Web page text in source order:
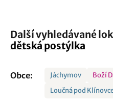
Další vyhledávané
dětská postýlka
Obce: Jáchymov Boží
Loučná pod